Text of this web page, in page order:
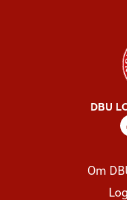
DBU
Om